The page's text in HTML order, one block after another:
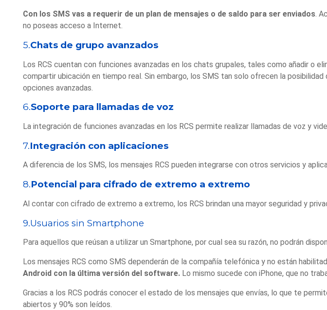
Con los SMS vas a requerir de un plan de mensajes o de saldo para ser enviados.
no poseas acceso a Internet.
5.Chats de grupo avanzados
Los RCS cuentan con funciones avanzadas en los chats grupales, tales como añadir o
compartir ubicación en tiempo real. Sin embargo, los SMS tan solo ofrecen la
opciones avanzadas.
6.Soporte para llamadas de voz
La integración de funciones avanzadas en los RCS permite realizar llamadas de voz y
7.Integración con aplicaciones
A diferencia de los SMS, los mensajes RCS pueden integrarse con otros servicios y
8.Potencial para cifrado de extremo a extremo
Al contar con cifrado de extremo a extremo, los RCS brindan una mayor seguridad y
9.Usuarios sin Smartphone
Para aquellos que reúsan a utilizar un Smartphone, por cual sea su razón, no podrán
Los mensajes RCS como SMS dependerán de la compañía telefónica y no están
Android con la última versión del software. Lo mismo sucede con iPhone, que no
Gracias a los RCS podrás conocer el estado de los mensajes que envías, lo que te
abiertos y 90% son leídos.